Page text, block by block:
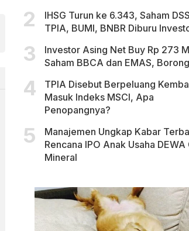
IHSG Turun ke 6.343, Saham
TPIA, BUMI, BNBR Diburu
Investor Asing Net Buy Rp 273
Saham BBCA dan EMAS,
TPIA Disebut Berpeluang
Masuk Indeks MSCI, Apa
Penopangnya?
Manajemen Ungkap Kabar
Rencana IPO Anak Usaha DEWA
Mineral